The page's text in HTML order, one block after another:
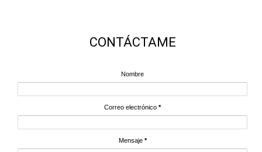
CONTÁCTAME
Nombre
Correo electrónico *
Mensaje *